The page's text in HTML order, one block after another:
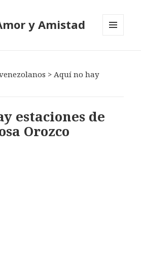
y Amistad
>Aquí no hay
estaciones de
Orozco